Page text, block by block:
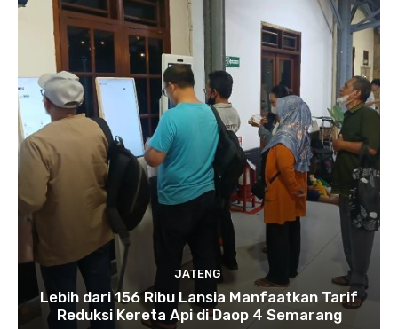
JATENG
Lebih dari 156 Ribu Lansia Manfaatkan Tarif
Reduksi Kereta Api di Daop 4 Semarang